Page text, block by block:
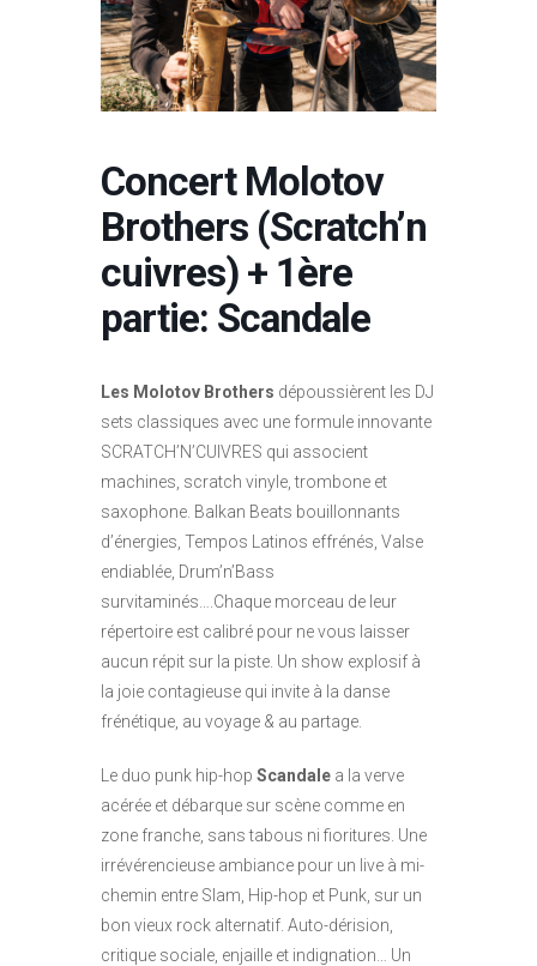
Concert Molotov
Brothers (Scratch’n
cuivres) + 1ère
partie: Scandale
Les Molotov Brothers dépoussièrent les DJ
sets classiques avec une formule innovante
SCRATCH’N’CUIVRES qui associent
machines, scratch vinyle, trombone et
saxophone. Balkan Beats bouillonnants
d’énergies, Tempos Latinos effrénés, Valse
endiablée, Drum’n’Bass
survitaminés….Chaque morceau de leur
répertoire est calibré pour ne vous laisser
aucun répit sur la piste. Un show explosif à
la joie contagieuse qui invite à la danse
frénétique, au voyage & au partage.
Le duo punk hip-hop Scandale a la verve
acérée et débarque sur scène comme en
zone franche, sans tabous ni fioritures. Une
irrévérencieuse ambiance pour un live à mi-
chemin entre Slam, Hip-hop et Punk, sur un
bon vieux rock alternatif. Auto-dérision,
critique sociale, enjaille et indignation… Un